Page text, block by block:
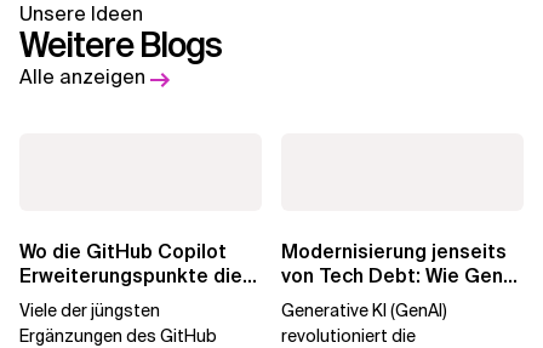
Unsere Ideen
Weitere Blogs
Alle anzeigen
Wo die GitHub Copilot
Erweiterungspunkte die
Governance brechen
Viele der jüngsten
Ergänzungen des GitHub
Modernisierung jenseits
von Tech Debt: Wie GenAI
die
Generative KI (GenAI)
revolutioniert die